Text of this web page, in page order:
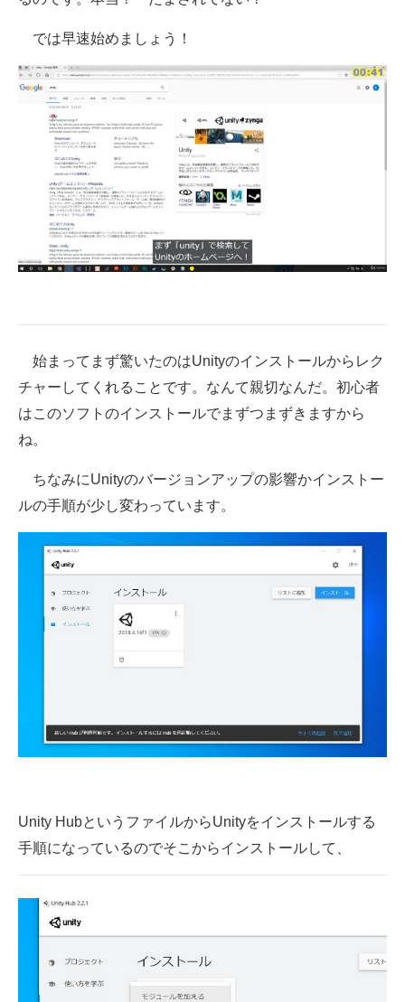
では早速始めましょう！
始まってまず驚いたのはUnityのインストールからレク
チャーしてくれることです。なんて親切なんだ。初心者
はこのソフトのインストールでまずつまずきますから
ね。
ちなみにUnityのバージョンアップの影響かインストー
ルの手順が少し変わっています。
Unity HubというファイルからUnityをインストールする
手順になっているのでそこからインストールして、